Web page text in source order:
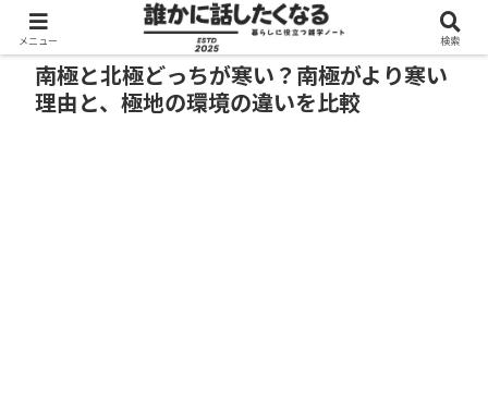
南極と北極どっちが寒い？南極がより寒い
理由と、極地の環境の違いを比較
メニュー 検索